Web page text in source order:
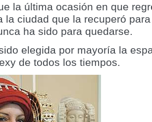
la última ocasión en que
la ciudad que la recuperó
ha sido para quedarse.
elegida por mayoría la
de todos los tiempos.